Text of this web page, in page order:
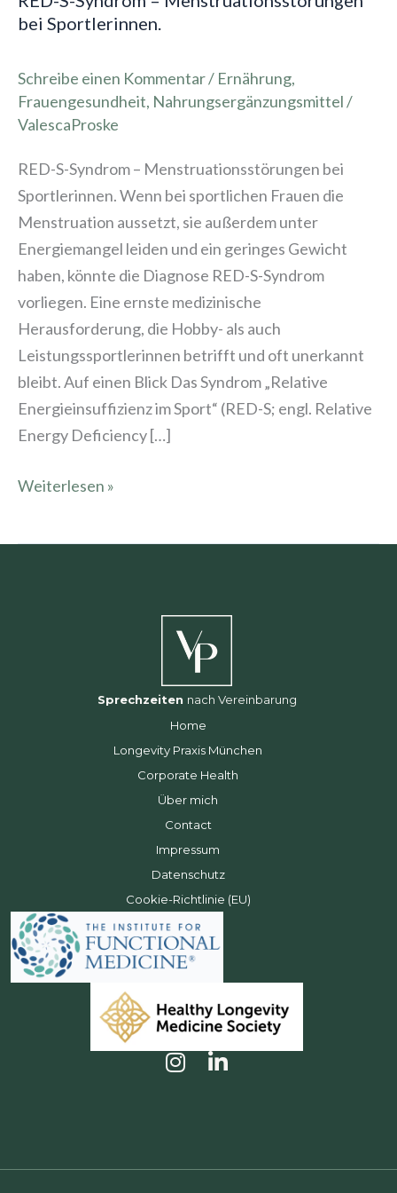
bei Sportlerinnen.
Schreibe einen Kommentar/ Ernährung,
Frauengesundheit, Nahrungsergänzungsmittel/
ValescaProske
RED-S-Syndrom – Menstruationsstörungen bei
Sportlerinnen. Wenn bei sportlichen Frauen die
Menstruation aussetzt, sie außerdem unter
Energiemangel leiden und ein geringes Gewicht
haben, könnte die Diagnose RED-S-Syndrom
vorliegen. Eine ernste medizinische
Herausforderung, die Hobby- als auch
Leistungssportlerinnen betrifft und oft unerkannt
bleibt. Auf einen Blick Das Syndrom „Relative
Energieinsuffizienz im Sport“ (RED-S; engl. Relative
Energy Deficiency […]
Weiterlesen »
Sprechzeiten nach Vereinbarung
Home
Longevity Praxis München
Corporate Health
Über mich
Contact
Impressum
Datenschutz
Cookie-Richtlinie (EU)
I
g
L
d